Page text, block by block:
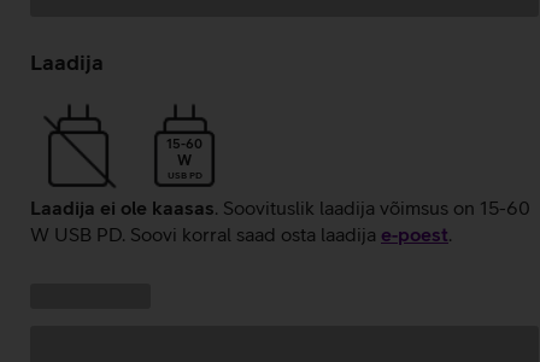
laadimine
Laadija
15-60
W
USB PD
Laadija ei ole kaasas. Soovituslik laadija võimsus on 15-60
W USB PD. Soovi korral saad osta laadija e‑poest.